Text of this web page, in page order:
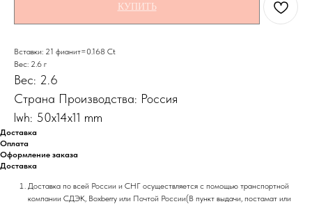
КУПИТЬ
Вставки: 21 фианит=0.168 Ct
Вес: 2.6 г
Вес: 2.6
Страна Производства: Россия
lwh: 50x14x11 mm
Доставка
Оплата
Оформление заказа
Доставка
Доставка по всей России и СНГ осуществляется с помощью транспортной
компании СДЭК, Boxberry или Почтой России(В пункт выдачи, постамат или